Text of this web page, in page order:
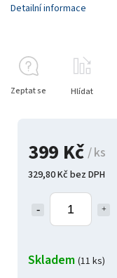
399 Kč / ks
329,80 Kč bez DPH
Skladem (11 ks)
Detailní informace
Zeptat se Hlídat